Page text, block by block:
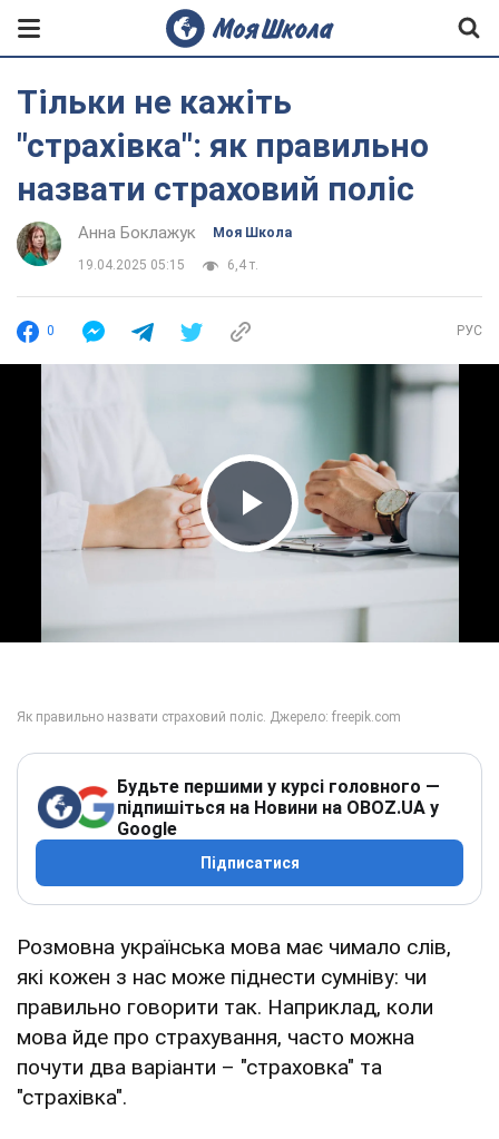
Тільки не кажіть
"страхівка": як правильно
назвати страховий поліс
Анна Боклажук Моя Школа
19.04.2025 05:15 6,4 т.
0 РУС
Play Video
Будьте першими у курсі головного —
підпишіться на Новини на OBOZ.UA у
Google
Підписатися
Розмовна українська мова має чимало слів,
які кожен з нас може піднести сумніву: чи
правильно говорити так. Наприклад, коли
мова йде про страхування, часто можна
почути два варіанти – "страховка" та
"страхівка".